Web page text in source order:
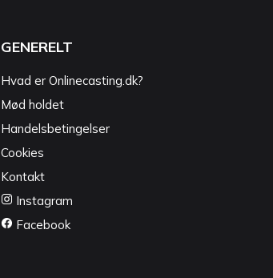
GENERELT
Hvad er Onlinecasting.dk?
Mød holdet
Handelsbetingelser
Cookies
Kontakt
Instagram
Facebook